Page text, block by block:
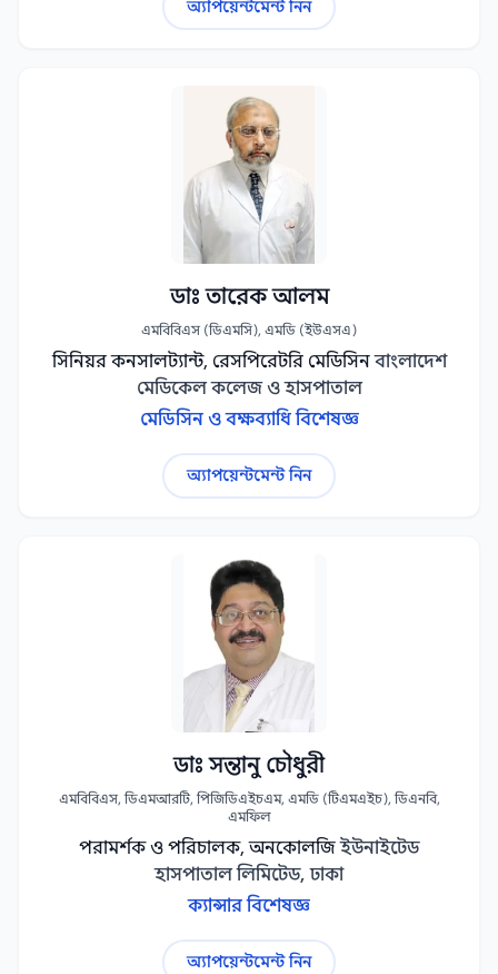
অ্যাপয়েন্টমেন্ট নিন
ডাঃ তারেক আলম
এমবিবিএস (ডিএমসি), এমডি (ইউএসএ)
সিনিয়র কনসালট্যান্ট, রেসপিরেটরি মেডিসিন বাংলাদেশ
মেডিকেল কলেজ ও হাসপাতাল
মেডিসিন ও বক্ষব্যাধি বিশেষজ্ঞ
অ্যাপয়েন্টমেন্ট নিন
ডাঃ সন্তানু চৌধুরী
এমবিবিএস, ডিএমআরটি, পিজিডিএইচএম, এমডি (টিএমএইচ), ডিএনবি,
এমফিল
পরামর্শক ও পরিচালক, অনকোলজি ইউনাইটেড
হাসপাতাল লিমিটেড, ঢাকা
ক্যান্সার বিশেষজ্ঞ
অ্যাপয়েন্টমেন্ট নিন